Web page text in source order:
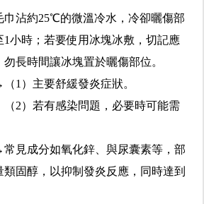
巾沾約25℃的微溫冷水，冷卻曬傷部
1小時；若要使用冰塊冰敷，切記應
長時間讓冰塊置於曬傷部位。
（1）主要舒緩發炎症狀。
染問題，必要時可能需
常見成分如氧化鋅、與尿囊素等，部
固醇，以抑制發炎反應，同時達到